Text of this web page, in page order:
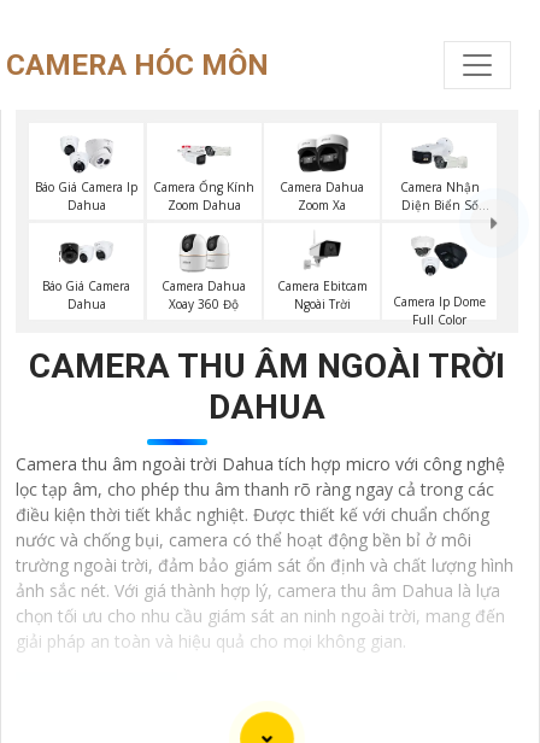
CAMERA HÓC MÔN
Báo Giá Camera Ip
Dahua
Camera Ống Kính
Zoom Dahua
Camera Dahua
Zoom Xa
Camera Nhận
Diện Biển Số
Báo Giá Camera
Dahua
Camera Dahua
Xoay 360 Độ
Camera Ebitcam
Ngoài Trời
Camera Ip Dome
Full Color
CAMERA THU ÂM NGOÀI TRỜI
DAHUA
Camera thu âm ngoài trời Dahua tích hợp micro với công nghệ
lọc tạp âm, cho phép thu âm thanh rõ ràng ngay cả trong các
điều kiện thời tiết khắc nghiệt. Được thiết kế với chuẩn chống
nước và chống bụi, camera có thể hoạt động bền bỉ ở môi
trường ngoài trời, đảm bảo giám sát ổn định và chất lượng hình
ảnh sắc nét. Với giá thành hợp lý, camera thu âm Dahua là lựa
chọn tối ưu cho nhu cầu giám sát an ninh ngoài trời, mang đến
giải pháp an toàn và hiệu quả cho mọi không gian.